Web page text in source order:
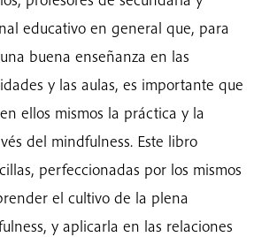
educativo en general que, para
buena enseñanza en las
y las aulas, es importante que
ellos mismos la práctica y la
del mindfulness. Este libro
perfeccionadas por los mismos
el cultivo de la plena
y aplicarla en las relaciones